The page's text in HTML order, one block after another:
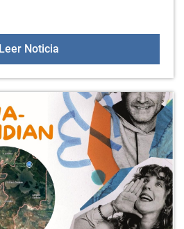
Leer Noticia56. Trofeo "EUSEBIO